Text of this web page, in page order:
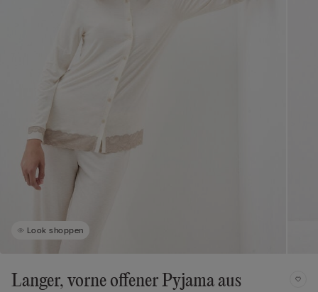
Look shoppen
Langer, vorne offener Pyjama aus